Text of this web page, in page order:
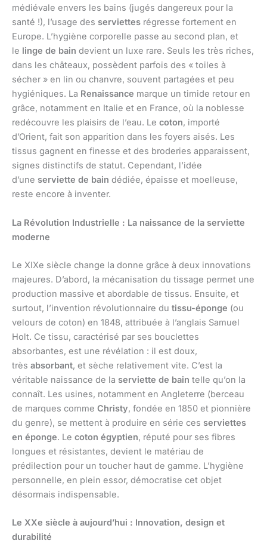
médiévale envers les bains (jugés dangereux pour la
santé !), l’usage des serviettes régresse fortement en
Europe. L’hygiène corporelle passe au second plan, et
le linge de bain devient un luxe rare. Seuls les très riches,
dans les châteaux, possèdent parfois des « toiles à
sécher » en lin ou chanvre, souvent partagées et peu
hygiéniques. La Renaissance marque un timide retour en
grâce, notamment en Italie et en France, où la noblesse
redécouvre les plaisirs de l’eau. Le coton, importé
d’Orient, fait son apparition dans les foyers aisés. Les
tissus gagnent en finesse et des broderies apparaissent,
signes distinctifs de statut. Cependant, l’idée
d’une serviette de bain dédiée, épaisse et moelleuse,
reste encore à inventer.
La Révolution Industrielle : La naissance de la serviette
moderne
Le XIXe siècle change la donne grâce à deux innovations
majeures. D’abord, la mécanisation du tissage permet une
production massive et abordable de tissus. Ensuite, et
surtout, l’invention révolutionnaire du tissu-éponge (ou
velours de coton) en 1848, attribuée à l’anglais Samuel
Holt. Ce tissu, caractérisé par ses bouclettes
absorbantes, est une révélation : il est doux,
très absorbant, et sèche relativement vite. C’est la
véritable naissance de la serviette de bain telle qu’on la
connaît. Les usines, notamment en Angleterre (berceau
de marques comme Christy, fondée en 1850 et pionnière
du genre), se mettent à produire en série ces serviettes
en éponge. Le coton égyptien, réputé pour ses fibres
longues et résistantes, devient le matériau de
prédilection pour un toucher haut de gamme. L’hygiène
personnelle, en plein essor, démocratise cet objet
désormais indispensable.
Le XXe siècle à aujourd’hui : Innovation, design et
durabilité